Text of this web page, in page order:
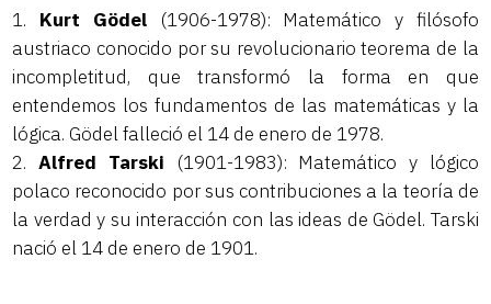
Kurt Gödel(1906-1978): Matemático y filósofo
austriaco conocido por su revolucionario teorema de la
incompletitud, que transformó la forma en que
entendemos los fundamentos de las matemáticas y la
lógica. Gödel falleció el 14 de enero de 1978.
Alfred Tarski (1901-1983): Matemático y lógico
polaco reconocido por sus contribuciones a la teoría de
la verdad y su interacción con las ideas de Gödel. Tarski
nació el 14 de enero de 1901.